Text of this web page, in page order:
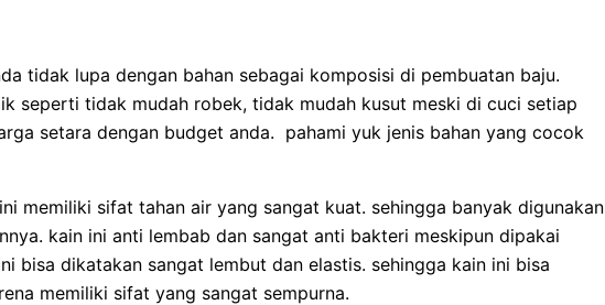
tidak lupa dengan bahan sebagai komposisi di pembuatan baju.
seperti tidak mudah robek, tidak mudah kusut meski di cuci setiap
setara dengan budget anda. pahami yuk jenis bahan yang cocok
memiliki sifat tahan air yang sangat kuat. sehingga banyak digunakan
kain ini anti lembab dan sangat anti bakteri meskipun dipakai
bisa dikatakan sangat lembut dan elastis. sehingga kain ini bisa
memiliki sifat yang sangat sempurna.